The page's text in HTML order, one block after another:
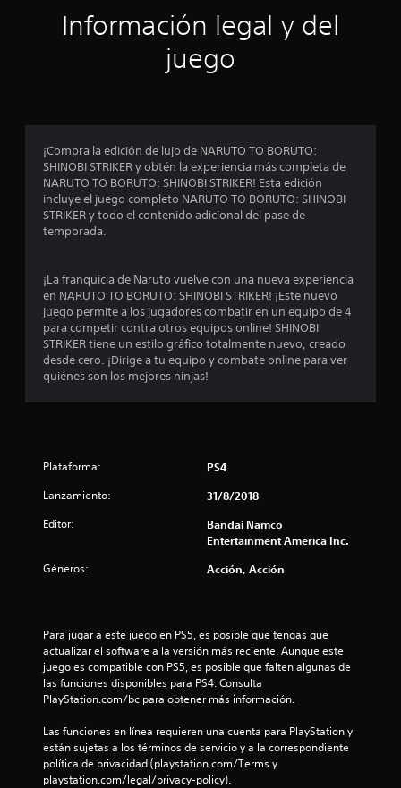
ó
i
o
:
s
e
l
a
Información legal y del
juego
¡Compra la edición de lujo de NARUTO TO BORUTO:
SHINOBI STRIKER y obtén la experiencia más completa de
NARUTO TO BORUTO: SHINOBI STRIKER! Esta edición
incluye el juego completo NARUTO TO BORUTO: SHINOBI
STRIKER y todo el contenido adicional del pase de
temporada.
¡La franquicia de Naruto vuelve con una nueva experiencia
en NARUTO TO BORUTO: SHINOBI STRIKER! ¡Este nuevo
juego permite a los jugadores combatir en un equipo de 4
para competir contra otros equipos online! SHINOBI
STRIKER tiene un estilo gráfico totalmente nuevo, creado
desde cero. ¡Dirige a tu equipo y combate online para ver
quiénes son los mejores ninjas!
Plataforma: PS4
Lanzamiento: 31/8/2018
Editor:
Bandai Namco
Entertainment America Inc.
Géneros: Acción, Acción
Para jugar a este juego en PS5, es posible que tengas que
actualizar el software a la versión más reciente. Aunque este
juego es compatible con PS5, es posible que falten algunas de
las funciones disponibles para PS4. Consulta
PlayStation.com/bc para obtener más información.
Las funciones en línea requieren una cuenta para PlayStation y
están sujetas a los términos de servicio y a la correspondiente
política de privacidad (playstation.com/Terms y
playstation.com/legal/privacy-policy).